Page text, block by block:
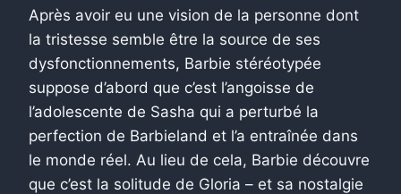
Après avoir eu une vision de la personne dont
la tristesse semble être la source de ses
dysfonctionnements, Barbie stéréotypée
suppose d’abord que c’est l’angoisse de
l’adolescente de Sasha qui a perturbé la
perfection de Barbieland et l’a entraînée dans
le monde réel. Au lieu de cela, Barbie découvre
que c’est la solitude de Gloria – et sa nostalgie